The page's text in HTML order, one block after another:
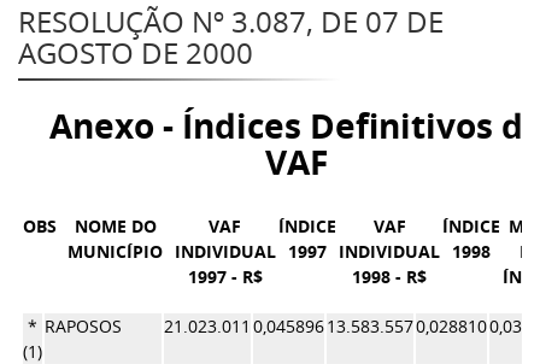
RESOLUÇÃO Nº 3.087, DE 07 DE
AGOSTO DE 2000
Anexo - Índices Definitivos
VAF
OBS
NOME DO
MUNICÍPIO
VAF
INDIVIDUAL
1997 - R$
ÍNDICE
1997
VAF
INDIVIDUAL
1998 - R$
ÍNDICE
1998
*
(1)
RAPOSOS 21.023.011 0,04589613.583.5570,028810